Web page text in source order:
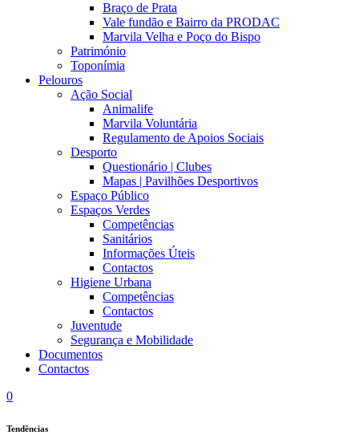
Braço de Prata
Vale fundão e Bairro da PRODAC
Marvila Velha e Poço do Bispo
Património
Toponímia
Pelouros
Ação Social
Animalife
Marvila Voluntária
Regulamento de Apoios Sociais
Desporto
Questionário | Clubes
Mapas | Pavilhões Desportivos
Espaço Público
Espaços Verdes
Competências
Sanitários
Informações Úteis
Contactos
Higiene Urbana
Competências
Contactos
Juventude
Segurança e Mobilidade
Documentos
Contactos
0
Tendências